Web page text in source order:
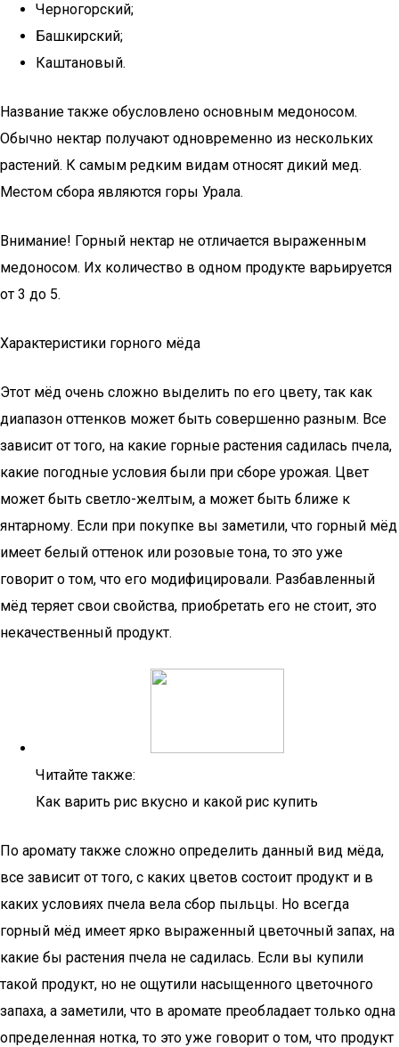
Черногорский;
Башкирский;
Каштановый.
Название также обусловлено основным медоносом.
Обычно нектар получают одновременно из нескольких
растений. К самым редким видам относят дикий мед.
Местом сбора являются горы Урала.
Внимание! Горный нектар не отличается выраженным
медоносом. Их количество в одном продукте варьируется
от 3 до 5.
Характеристики горного мёда
Этот мёд очень сложно выделить по его цвету, так как
диапазон оттенков может быть совершенно разным. Все
зависит от того, на какие горные растения садилась пчела,
какие погодные условия были при сборе урожая. Цвет
может быть светло-желтым, а может быть ближе к
янтарному. Если при покупке вы заметили, что горный мёд
имеет белый оттенок или розовые тона, то это уже
говорит о том, что его модифицировали. Разбавленный
мёд теряет свои свойства, приобретать его не стоит, это
некачественный продукт.
Читайте также:
Как варить рис вкусно и какой рис купить
По аромату также сложно определить данный вид мёда,
все зависит от того, с каких цветов состоит продукт и в
каких условиях пчела вела сбор пыльцы. Но всегда
горный мёд имеет ярко выраженный цветочный запах, на
какие бы растения пчела не садилась. Если вы купили
такой продукт, но не ощутили насыщенного цветочного
запаха, а заметили, что в аромате преобладает только одна
определенная нотка, то это уже говорит о том, что продукт